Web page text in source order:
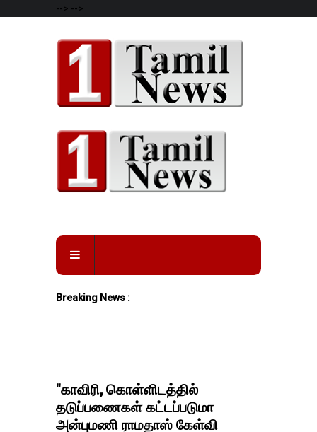
--> -->
Breaking News :
"காவிரி, கொள்ளிடத்தில்
தடுப்பணைகள் கட்டப்படுமா
அன்புமணி ராமதாஸ் கேள்வி